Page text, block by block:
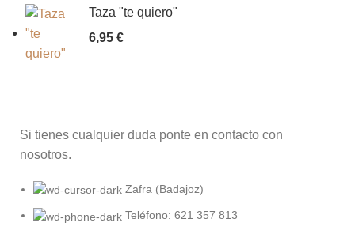
Taza "te quiero"
6,95 €
Si tienes cualquier duda ponte en contacto con
nosotros.
Zafra (Badajoz)
Teléfono: 621 357 813